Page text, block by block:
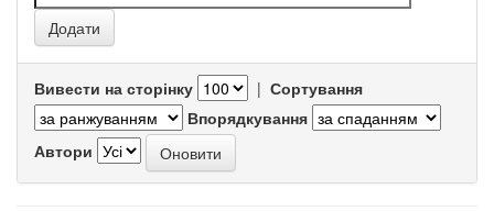
Вивести на сторінку | Сортування
Впорядкування
Автори